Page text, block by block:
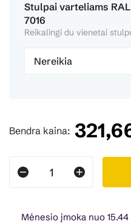
Stulpai varteliams RAL
7016
Reikalingi du vienetai
Nereikia
Bendra kaina:
Mėnesio įmoka nuo